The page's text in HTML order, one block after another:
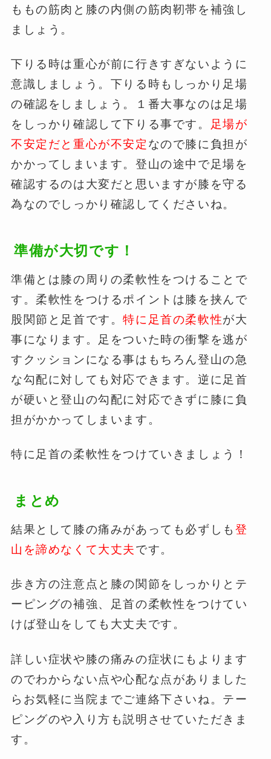
ももの筋肉と膝の内側の筋肉靭帯を補強し
ましょう。
下りる時は重心が前に行きすぎないように
意識しましょう。下りる時もしっかり足場
の確認をしましょう。１番大事なのは足場
をしっかり確認して下りる事です。
足場が
不安定だと重心が不安定 なので膝に負担が
かかってしまいます。登山の途中で足場を
確認するのは大変だと思いますが膝を守る
為なのでしっかり確認してくださいね。
準備が大切です！
準備とは膝の周りの柔軟性をつけることで
す。柔軟性をつけるポイントは膝を挟んで
股関節と足首です。特に足首の柔軟性が大
事になります。足をついた時の衝撃を逃が
すクッションになる事はもちろん登山の急
な勾配に対しても対応できます。逆に足首
が硬いと登山の勾配に対応できずに膝に負
担がかかってしまいます。
特に足首の柔軟性をつけていきましょう！
まとめ
結果として膝の痛みがあっても必ずしも 登
山を諦めなくて大丈夫です。
歩き方の注意点と膝の関節をしっかりとテ
ーピングの補強、足首の柔軟性をつけてい
けば登山をしても大丈夫です。
詳しい症状や膝の痛みの症状にもよります
のでわからない点や心配な点がありました
らお気軽に当院までご連絡下さいね。テー
ピングのや入り方も説明させていただきま
す。